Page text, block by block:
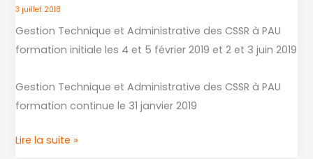
3 juillet 2018
Gestion Technique et Administrative des CSSR à PAU
formation initiale les 4 et 5 février 2019 et 2 et 3 juin 2019
Gestion Technique et Administrative des CSSR à PAU
formation continue le 31 janvier 2019
Gestion
Technique
et
des
CSSR
PAU
Lire la suite »